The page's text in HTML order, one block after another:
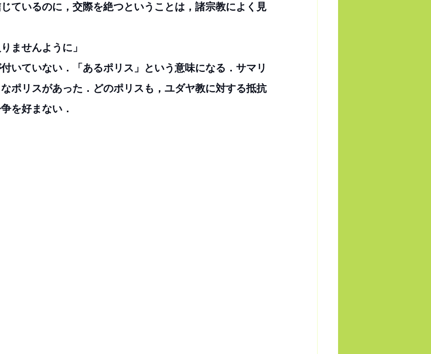
ているのに，交際を絶つということは，諸宗教によく見
ませんように」
いていない．「あるポリス」という意味になる．サマリ
ポリスがあった．どのポリスも，ユダヤ教に対する抵抗
を好まない．